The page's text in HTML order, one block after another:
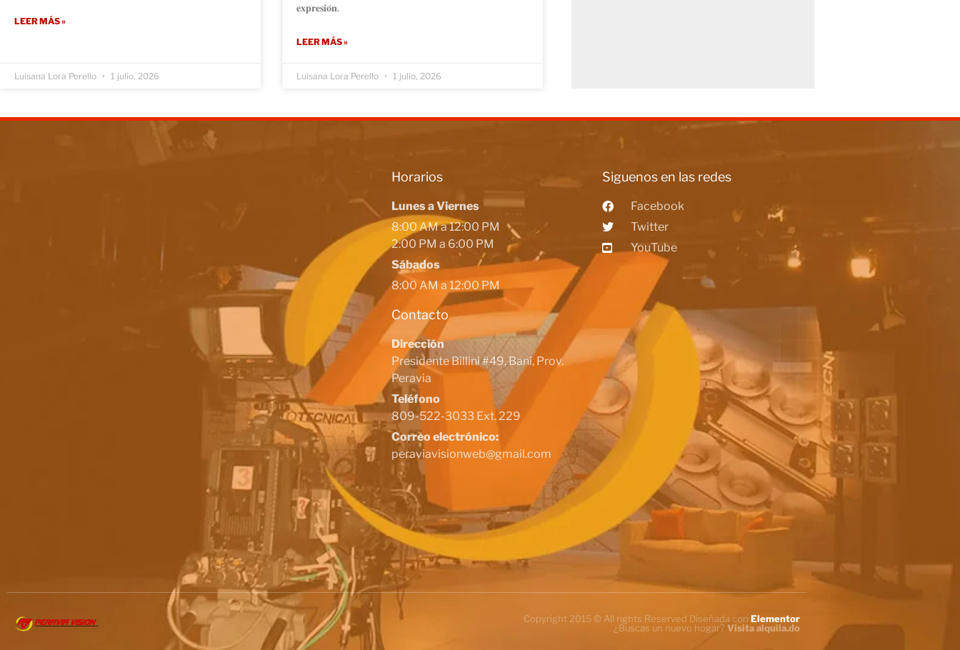
LEER MÁS »
Luisana Lora Perello 1 julio, 2026
𝐞𝐱𝐩𝐫𝐞𝐬𝐢𝐨́𝐧.
LEER MÁS »
Luisana Lora Perello 1 julio, 2026
Horarios
Lunes a Viernes
8:00 AM a 12:00 PM
2:00 PM a 6:00 PM
Sábados
8:00 AM a 12:00 PM
Contacto
Dirección
Presidente Billini #49, Baní, Prov.
Peravia
Teléfono
809-522-3033 Ext. 229
Correo electrónico:
peraviavisionweb@gmail.com
Siguenos en las redes
Facebook
Twitter
YouTube
Copyright 2015 © All rights Reserved Diseñada con Elementor
¿Buscas un nuevo hogar?Visita alquila.do